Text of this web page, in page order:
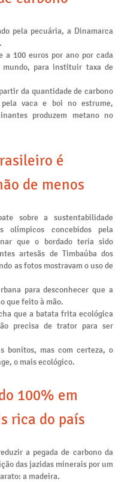
pela pecuária, a Dinamarca
a 100 euros por ano por cada
para instituir taxa de
da quantidade de carbono
vaca e boi no estrume,
produzem metano no
é
de menos
sobre a sustentabilidade
olímpicos concebidos pela
que o bordado teria sido
artesãs de Timbaúba dos
as fotos mostravam o uso de
para desconhecer que a
que feito à mão.
que a batata frita ecológica
precisa de trator para ser
bonitos, mas com certeza, o
o mais ecológico.
100% em
rica do país
a pegada de carbono da
das jazidas minerais por um
a madeira.